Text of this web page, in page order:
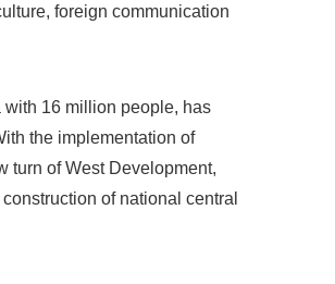
foreign communication
16 million people, has
the implementation of
turn of West Development,
of national central